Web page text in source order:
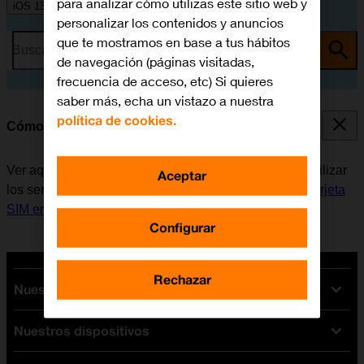
iOS 13.1
Busca por problema o tema
Cómo encender y apagar el móvil
Ver aquí cómo encender y apagar el móvil. Antes de utilizar
los servicios de la red móvil, es necesario
insertar la tarjeta
SIM en el móvil.
Nuestras tarifas
Tarifas Orange
Tarifas fibra y móvil
Nuestros dispositivos
personalizar los contenidos y anuncios
que te mostramos en base a tus hábitos
de navegación (páginas visitadas,
frecuencia de acceso, etc) Si quieres
saber más, echa un vistazo a nuestra
política de cookies.
Configurar
Rechazar
Aceptar